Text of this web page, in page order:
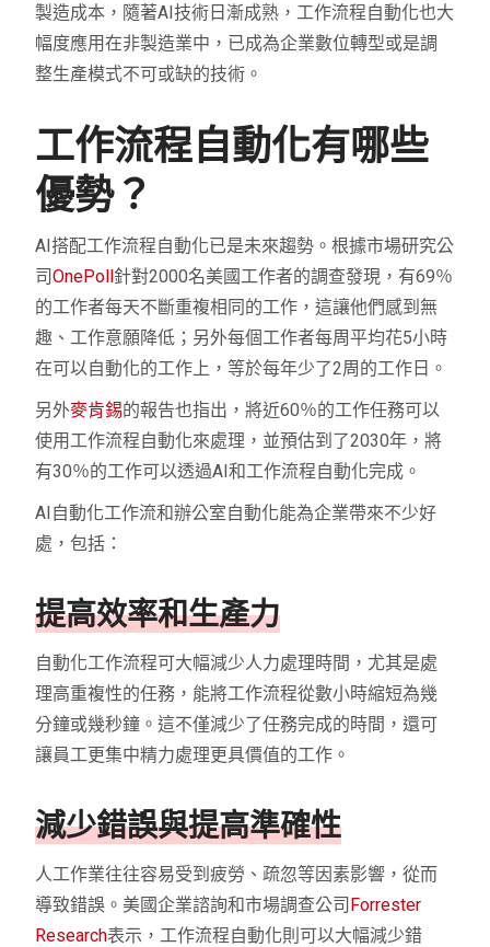
製造成本，隨著AI技術日漸成熟，工作流程自動化也大
幅度應用在非製造業中，已成為企業數位轉型或是調
整生產模式不可或缺的技術。
工作流程自動化有哪些
優勢？
AI搭配工作流程自動化已是未來趨勢。根據市場研究公
司OnePoll針對2000名美國工作者的調查發現，有69％
的工作者每天不斷重複相同的工作，這讓他們感到無
趣、工作意願降低；另外每個工作者每周平均花5小時
在可以自動化的工作上，等於每年少了2周的工作日。
另外麥肯錫的報告也指出，將近60％的工作任務可以
使用工作流程自動化來處理，並預估到了2030年，將
有30％的工作可以透過AI和工作流程自動化完成。
AI自動化工作流和辦公室自動化能為企業帶來不少好
處，包括：
提高效率和生產力
自動化工作流程可大幅減少人力處理時間，尤其是處
理高重複性的任務，能將工作流程從數小時縮短為幾
分鐘或幾秒鐘。這不僅減少了任務完成的時間，還可
讓員工更集中精力處理更具價值的工作。
減少錯誤與提高準確性
人工作業往往容易受到疲勞、疏忽等因素影響，從而
導致錯誤。美國企業諮詢和市場調查公司 Forrester
Research表示，工作流程自動化則可以大幅減少錯